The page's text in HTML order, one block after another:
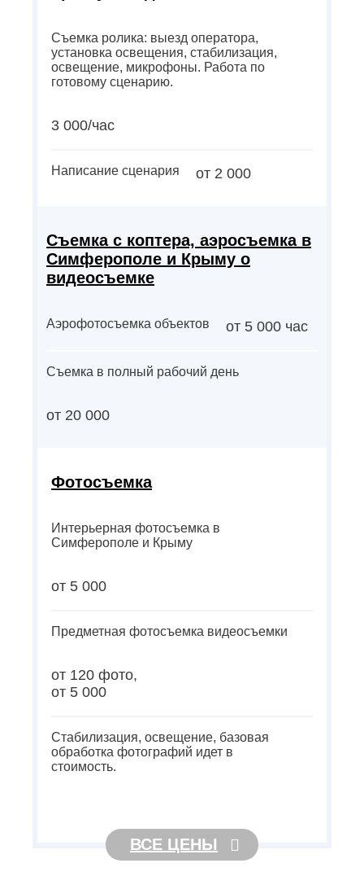
Съемка ролика: выезд оператора,
установка освещения, стабилизация,
освещение, микрофоны. Работа по
готовому сценарию.
3 000/час
Написание сценария от 2 000
Съемка с коптера, аэросъемка в
Симферополе и Крыму о
видеосъемке
Аэрофотосъемка объектов от 5 000 час
Съемка в полный рабочий день
от 20 000
Фотосъемка
Интерьерная фотосъемка в
Симферополе и Крыму
от 5 000
Предметная фотосъемка видеосъемки
от 120 фото,
от 5 000
Стабилизация, освещение, базовая
обработка фотографий идет в
стоимость.
ВСЕ ЦЕНЫ